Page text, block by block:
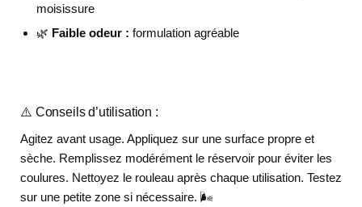
moisissure
🌿 Faible odeur : formulation agréable
⚠️ Conseils d’utilisation :
Agitez avant usage. Appliquez sur une surface propre et
sèche. Remplissez modérément le réservoir pour éviter les
coulures. Nettoyez le rouleau après chaque utilisation. Testez
sur une petite zone si nécessaire. 🌬️